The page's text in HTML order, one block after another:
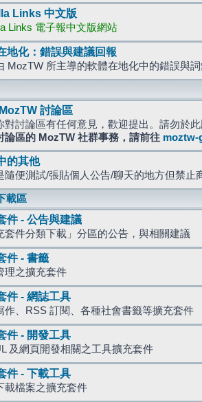
Links 中文版
Links 電子報中文版網站
地化：錯誤與建議回報
MozTW 所主導的軟體在地化中的錯誤與
討論區
對討論區有任何意見，歡迎提出。請勿於
論區的 MozTW 社群事務，請前往 moztw-
的其他
隨便測試/張貼個人公告/聊天的地方但禁止
載區
件 - 公告與建議
套件分類下載」分區的公告，與相關建議
件 - 書籤
理之擴充套件
件 - 網誌工具
作、RSS 訂閱、各種社會書籤等擴充套件
件 - 開發工具
及網頁開發相關之工具擴充套件
件 - 下載工具
載檔案之擴充套件